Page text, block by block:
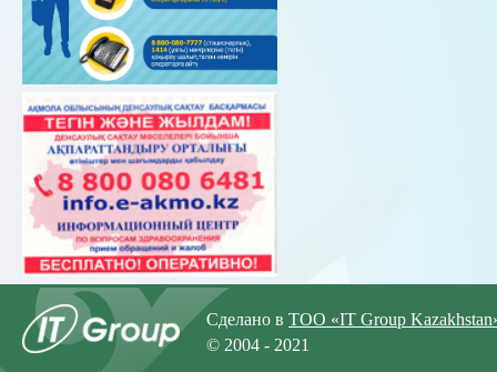
Сделано в ТОО «IT Group
© 2004 - 2021